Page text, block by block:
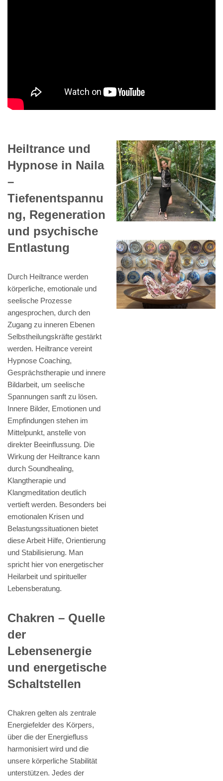
Heiltrance und
Hypnose in Naila
–
Tiefenentspannu
ng, Regeneration
und psychische
Entlastung
Durch Heiltrance werden
körperliche, emotionale und
seelische Prozesse
angesprochen, durch den
Zugang zu inneren Ebenen
Selbstheilungskräfte gestärkt
werden. Heiltrance vereint
Hypnose Coaching,
Gesprächstherapie und innere
Bildarbeit, um seelische
Spannungen sanft zu lösen.
Innere Bilder, Emotionen und
Empfindungen stehen im
Mittelpunkt, anstelle von
direkter Beeinflussung. Die
Wirkung der Heiltrance kann
durch Soundhealing,
Klangtherapie und
Klangmeditation deutlich
vertieft werden. Besonders bei
emotionalen Krisen und
Belastungssituationen bietet
diese Arbeit Hilfe, Orientierung
und Stabilisierung. Man
spricht hier von energetischer
Heilarbeit und spiritueller
Lebensberatung.
Chakren – Quelle
der
Lebensenergie
und energetische
Schaltstellen
Chakren gelten als zentrale
Energiefelder des Körpers,
über die der Energiefluss
harmonisiert wird und die
unsere körperliche Stabilität
unterstützen. Jedes der